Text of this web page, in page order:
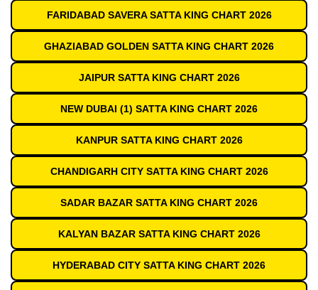
FARIDABAD SAVERA SATTA KING CHART 2026
GHAZIABAD GOLDEN SATTA KING CHART 2026
JAIPUR SATTA KING CHART 2026
NEW DUBAI (1) SATTA KING CHART 2026
KANPUR SATTA KING CHART 2026
CHANDIGARH CITY SATTA KING CHART 2026
SADAR BAZAR SATTA KING CHART 2026
KALYAN BAZAR SATTA KING CHART 2026
HYDERABAD CITY SATTA KING CHART 2026